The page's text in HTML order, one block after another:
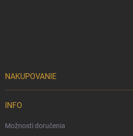
NAKUPOVANIE
Darčekový radca 🎁
INFO
Možnosti doručenia